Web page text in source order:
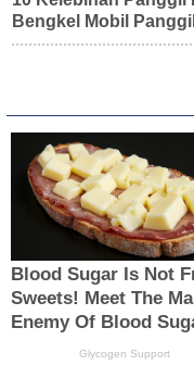
Bengkel Mobil